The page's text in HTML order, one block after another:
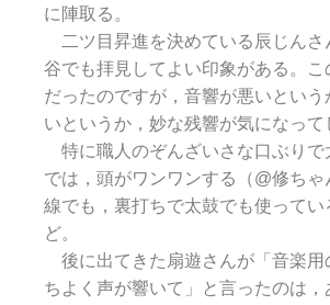
に陣取る。
二ツ目昇進を決めている辰じんさ
谷でも拝見してよい印象がある。
だったのですが，音響が悪いという
いというか，妙な残響が気になって
特に職人のぞんざいさな口ぶりで
では，頭がワンワンする（@修ちゃ
線でも，裏打ちで太鼓でも使ってい
ど。
後に出てきた扇遊さんが「音楽用
ちよく声が響いて」と言ったのは，